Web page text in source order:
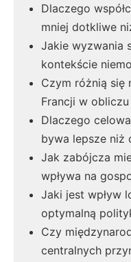
Dlaczego
mniej dotkliwe
Jakie wyzwania
kontekście
Czym różnią się
Francji w
Dlaczego
bywa lepsze niż
Jak zabójcza
wpływa na
Jaki jest wpływ
optymalną
Czy
centralnych